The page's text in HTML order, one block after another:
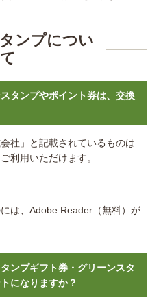
ンプについ
て
タンプやポイント券は、交換
社」と記載されているものは
利用いただけます。
は、Adobe Reader（無料）が
ンプギフト券・グリーンスタ
になりますか？